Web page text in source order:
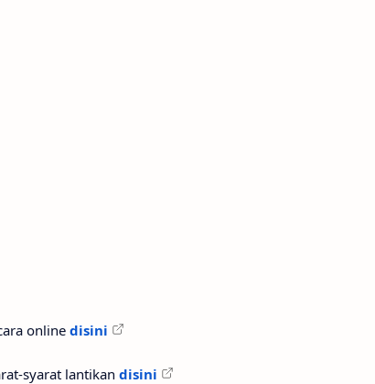
online disini
syarat lantikan disini